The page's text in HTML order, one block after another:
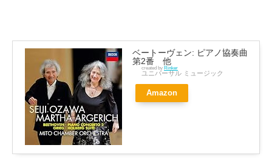
ベートーヴェン: ピアノ協奏曲
第2番 他
created by Rinker
ユニバーサル ミュージック
Amazon